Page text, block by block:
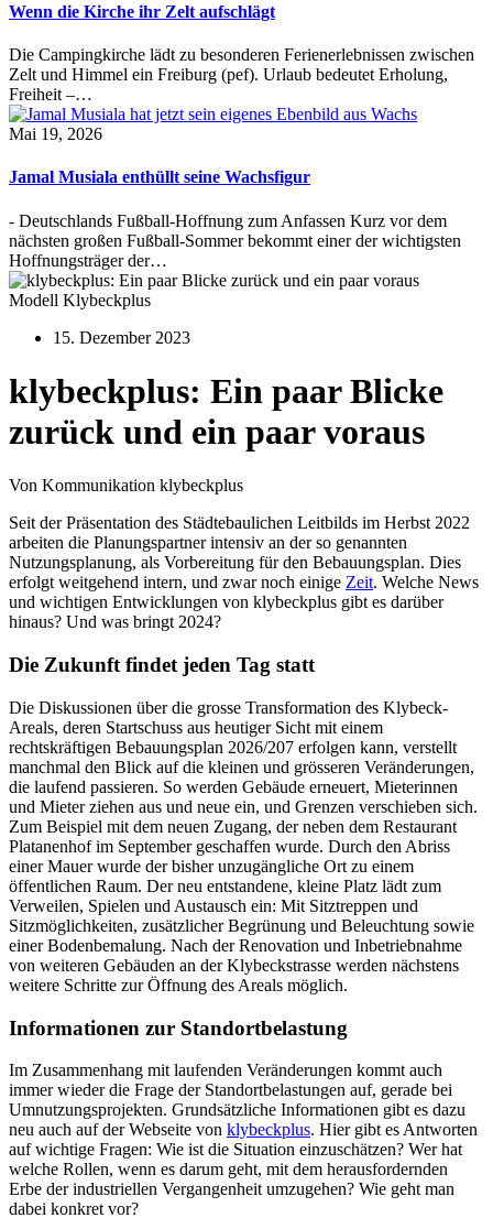
Wenn die Kirche ihr Zelt aufschlägt
Die Campingkirche lädt zu besonderen Ferienerlebnissen zwischen
Zelt und Himmel ein Freiburg (pef). Urlaub bedeutet Erholung,
Freiheit –…
Mai 19, 2026
Jamal Musiala enthüllt seine Wachsfigur
- Deutschlands Fußball-Hoffnung zum Anfassen Kurz vor dem
nächsten großen Fußball-Sommer bekommt einer der wichtigsten
Hoffnungsträger der…
Modell Klybeckplus
15. Dezember 2023
klybeckplus: Ein paar Blicke
zurück und ein paar voraus
Von Kommunikation klybeckplus
Seit der Präsentation des Städtebaulichen Leitbilds im Herbst 2022
arbeiten die Planungspartner intensiv an der so genannten
Nutzungsplanung, als Vorbereitung für den Bebauungsplan. Dies
erfolgt weitgehend intern, und zwar noch einige Zeit. Welche News
und wichtigen Entwicklungen von klybeckplus gibt es darüber
hinaus? Und was bringt 2024?
Die Zukunft findet jeden Tag statt
Die Diskussionen über die grosse Transformation des Klybeck-
Areals, deren Startschuss aus heutiger Sicht mit einem
rechtskräftigen Bebauungsplan 2026/207 erfolgen kann, verstellt
manchmal den Blick auf die kleinen und grösseren Veränderungen,
die laufend passieren. So werden Gebäude erneuert, Mieterinnen
und Mieter ziehen aus und neue ein, und Grenzen verschieben sich.
Zum Beispiel mit dem neuen Zugang, der neben dem Restaurant
Platanenhof im September geschaffen wurde. Durch den Abriss
einer Mauer wurde der bisher unzugängliche Ort zu einem
öffentlichen Raum. Der neu entstandene, kleine Platz lädt zum
Verweilen, Spielen und Austausch ein: Mit Sitztreppen und
Sitzmöglichkeiten, zusätzlicher Begrünung und Beleuchtung sowie
einer Bodenbemalung. Nach der Renovation und Inbetriebnahme
von weiteren Gebäuden an der Klybeckstrasse werden nächstens
weitere Schritte zur Öffnung des Areals möglich.
Informationen zur Standortbelastung
Im Zusammenhang mit laufenden Veränderungen kommt auch
immer wieder die Frage der Standortbelastungen auf, gerade bei
Umnutzungsprojekten. Grundsätzliche Informationen gibt es dazu
neu auch auf der Webseite von klybeckplus. Hier gibt es Antworten
auf wichtige Fragen: Wie ist die Situation einzuschätzen? Wer hat
welche Rollen, wenn es darum geht, mit dem herausfordernden
Erbe der industriellen Vergangenheit umzugehen? Wie geht man
dabei konkret vor?